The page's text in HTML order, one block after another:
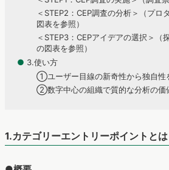
＜STEP2：CEP調査の分析＞（プロ
図表を参照）
＜STEP3：CEPアイデアの選択＞（
の図表を参照）
● 3.使い方
①ユーザー目線の新奇性から独自性
②数字中心の組織で質的な分析の価
1.カテゴリーエントリーポイントとは